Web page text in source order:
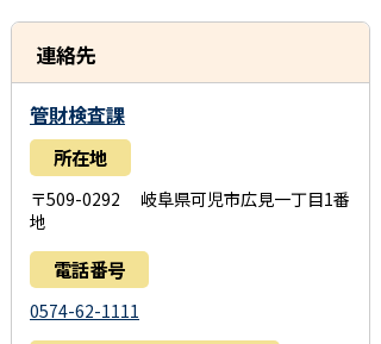
連絡先
管財検査課
所在地
〒509-0292 岐阜県可児市広見一丁目1番
地
電話番号
0574-62-1111